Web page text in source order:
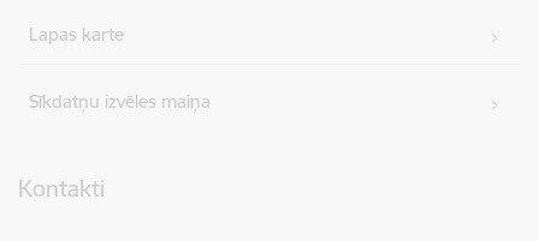
Lapas karte
Sīkdatņu izvēles maiņa
Kontakti